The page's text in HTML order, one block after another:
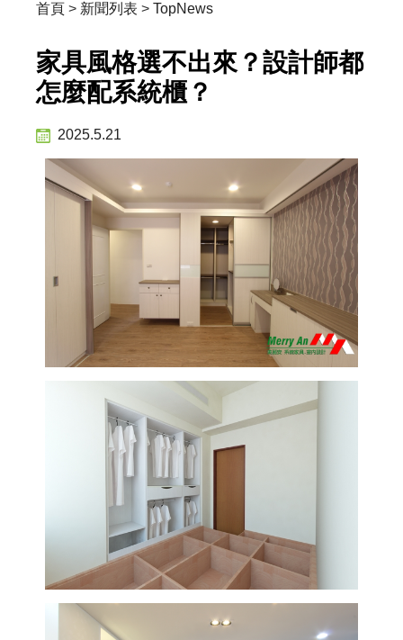
首頁 > 新聞列表 > TopNews
家具風格選不出來？設計師都
怎麼配系統櫃？
2025.5.21